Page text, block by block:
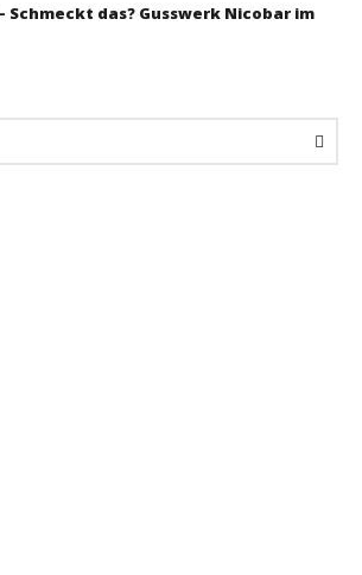
Schmeckt das? Gusswerk Nicobar im